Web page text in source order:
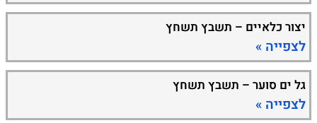
יצור כלאיים – תשבץ תשחץ
לצפייה »
גל ים סוער – תשבץ תשחץ
לצפייה »